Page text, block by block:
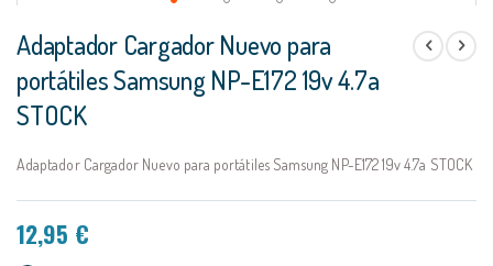
al
comienzo
de
la
galería
de
imágenes
Adaptador Cargador Nuevo para
portátiles Samsung NP-E172 19v 4.7a
STOCK
Adaptador Cargador Nuevo para portátiles Samsung NP-E172 19v 4.7a STOCK
12,95 €